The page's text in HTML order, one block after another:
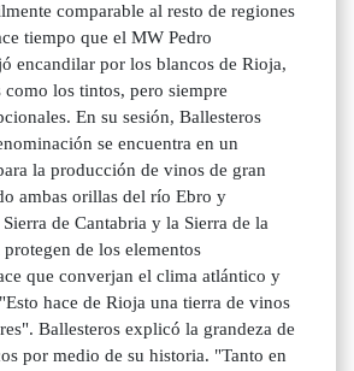
comparable al resto de regiones
tiempo que el MW Pedro
encandilar por los blancos de Rioja,
los tintos, pero siempre
En su sesión, Ballesteros
se encuentra en un
la producción de vinos de gran
ambas orillas del río Ebro y
de Cantabria y la Sierra de la
de los elementos
que converjan el clima atlántico y
hace de Rioja una tierra de vinos
Ballesteros explicó la grandeza de
por medio de su historia. "Tanto en